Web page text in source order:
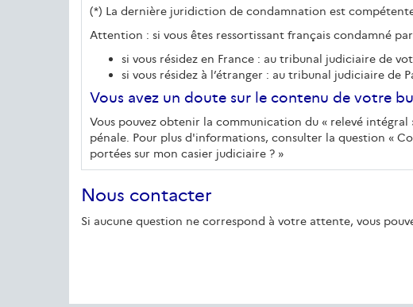
(*) La dernière juridiction de condamnation est
Attention : si vous êtes ressortissant français condamné
si vous résidez en France : au tribunal judiciaire de
si vous résidez à l’étranger : au tribunal judiciaire de
Vous avez un doute sur le contenu de votre
Vous pouvez obtenir la communication du « relevé
pénale. Pour plus d'informations, consulter la question «
portées sur mon casier judiciaire ? »
Nous contacter
Si aucune question ne correspond à votre attente, vous